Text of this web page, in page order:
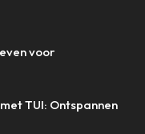
voor
TUI: Ontspannen